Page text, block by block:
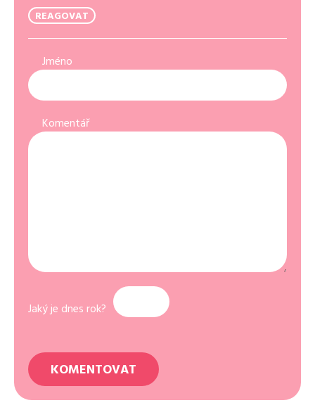
REAGOVAT
Jméno
Komentář
Jaký je dnes rok?